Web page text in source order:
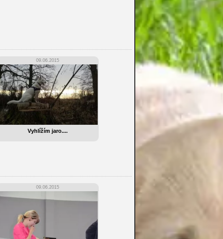
09.06.2015
Vyhlížím jaro....
09.06.2015